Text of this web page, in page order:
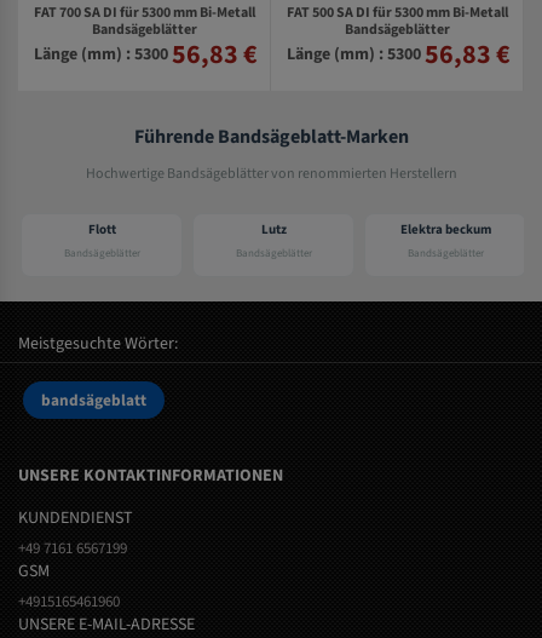
FAT 700 SA DI für 5300 mm Bi-Metall
Bandsägeblätter
Länge (mm) : 530056,83 €
FAT 500 SA DI für 5300 mm Bi-Metall
Bandsägeblätter
Länge (mm) : 530056,83 €
Führende Bandsägeblatt-Marken
Hochwertige Bandsägeblätter von renommierten Herstellern
Flott
Bandsägeblätter
Lutz
Bandsägeblätter
Elektra beckum
Bandsägeblätter
Meistgesuchte Wörter:
bandsägeblatt
UNSERE KONTAKTINFORMATIONEN
KUNDENDIENST
+49 7161 6567199
GSM
+4915165461960
UNSERE E-MAIL-ADRESSE